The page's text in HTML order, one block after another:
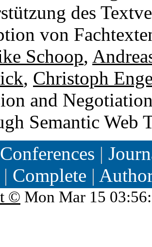
des
von
Schoop,
, Christoph
and
Semantic Web
Conferences |
| Complete |
© Mon Mar 15